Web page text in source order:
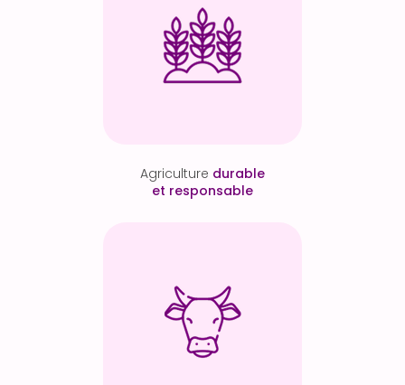
Agriculture durable
et responsable